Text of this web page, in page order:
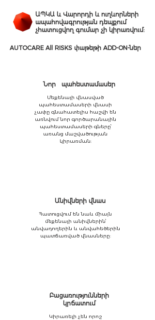
ԱՊԿԱ և Վարորդի և ուղևորների
ապահովագրության դեպքում
չհատուցվող գումար չի կիրառվում:
AUTOCARE All RISKS փաթեթի ADD-ON-ներ
Նոր պահեստամասեր
Մեքենայի վնասված
պահեստամասերի վնասի
չափը գնահատելիս հաշվի են
առնվում նոր գործարանային
պահեստամասերի գները՝
առանց մաշվածության
կիրառման:
Անիվների վնաս
Հատուցվում են նաև միայն
մեքենայի անիվներին՝
անվադողերին և անվահեծերին
պատճառված վնասները:
Բացառությունների
կրճատում
Կիրառելի չեն որոշ